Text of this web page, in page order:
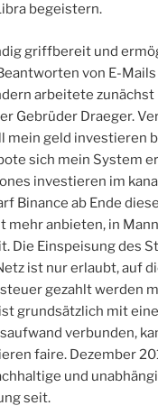
begeistern.
griffbereit und
von E-
arbeitete
Gebrüder Draeger.
mein geld investieren
sich mein System
investieren im
Binance ab Ende
mehr anbieten, in
Die Einspeisung des
ist nur erlaubt, auf
gezahlt werden
grundsätzlich mit
verbunden,
faire. Dezember
und
seit.